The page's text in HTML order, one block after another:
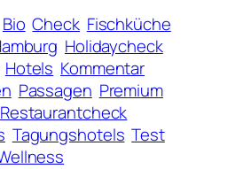
Bio Check Fischküche
Holidaycheck
Hotels Kommentar
Passagen Premium
Restaurantcheck
Tagungshotels Test